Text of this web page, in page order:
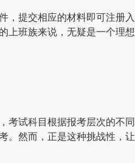
，提交相应的材料即可注册
班族来说，无疑是一个理想
考试科目根据报考层次的不
。然而，正是这种挑战性，